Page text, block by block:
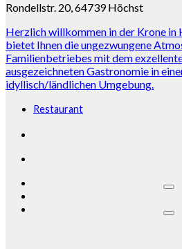
Rondellstr. 20, 64739 Höchst
Herzlich willkommen in der Krone in
bietet Ihnen die ungezwungene
Familienbetriebes mit dem
ausgezeichneten Gastronomie in
idyllisch/ländlichen Umgebung.
Restaurant